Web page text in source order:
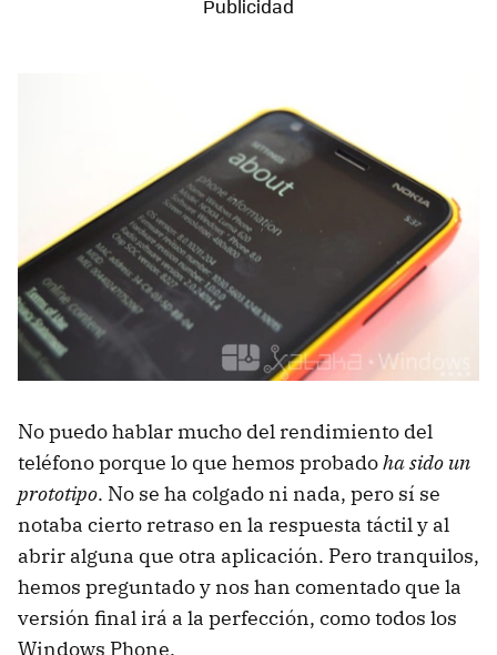
No puedo hablar mucho del rendimiento del
teléfono porque lo que hemos probadoha sido un
prototipo. No se ha colgado ni nada, pero sí se
notaba cierto retraso en la respuesta táctil y al
abrir alguna que otra aplicación. Pero tranquilos,
hemos preguntado y nos han comentado que la
versión final irá a la perfección, como todos los
Windows Phone.